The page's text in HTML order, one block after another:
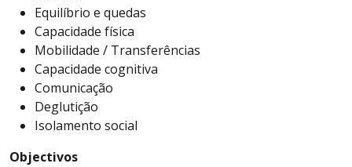
Equilíbrio e quedas
Capacidade física
Mobilidade / Transferências
Capacidade cognitiva
Comunicação
Deglutição
Isolamento social
Objectivos